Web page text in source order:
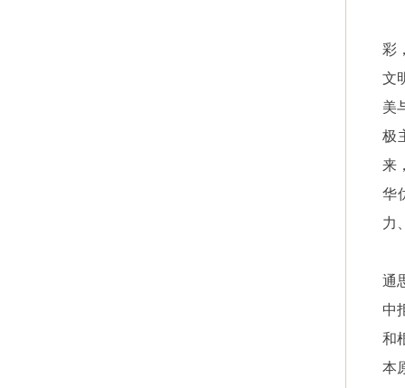
彩
文
美
极
来
华
力
通
中
和
本